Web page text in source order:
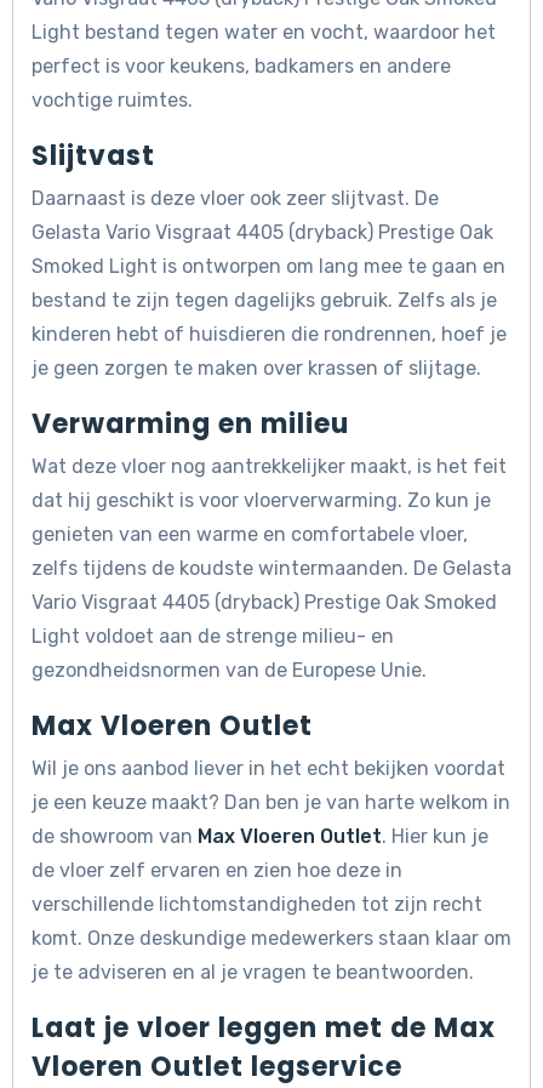
Light bestand tegen water en vocht, waardoor het
perfect is voor keukens, badkamers en andere
vochtige ruimtes.
Slijtvast
Daarnaast is deze vloer ook zeer slijtvast. De
Gelasta Vario Visgraat 4405 (dryback) Prestige Oak
Smoked Light is ontworpen om lang mee te gaan en
bestand te zijn tegen dagelijks gebruik. Zelfs als je
kinderen hebt of huisdieren die rondrennen, hoef je
je geen zorgen te maken over krassen of slijtage.
Verwarming en milieu
Wat deze vloer nog aantrekkelijker maakt, is het feit
dat hij geschikt is voor vloerverwarming. Zo kun je
genieten van een warme en comfortabele vloer,
zelfs tijdens de koudste wintermaanden. De Gelasta
Vario Visgraat 4405 (dryback) Prestige Oak Smoked
Light voldoet aan de strenge milieu- en
gezondheidsnormen van de Europese Unie.
Max Vloeren Outlet
Wil je ons aanbod liever in het echt bekijken voordat
je een keuze maakt? Dan ben je van harte welkom in
de showroom van Max Vloeren Outlet. Hier kun je
de vloer zelf ervaren en zien hoe deze in
verschillende lichtomstandigheden tot zijn recht
komt. Onze deskundige medewerkers staan klaar om
je te adviseren en al je vragen te beantwoorden.
Laat je vloer leggen met de Max
Vloeren Outlet legservice